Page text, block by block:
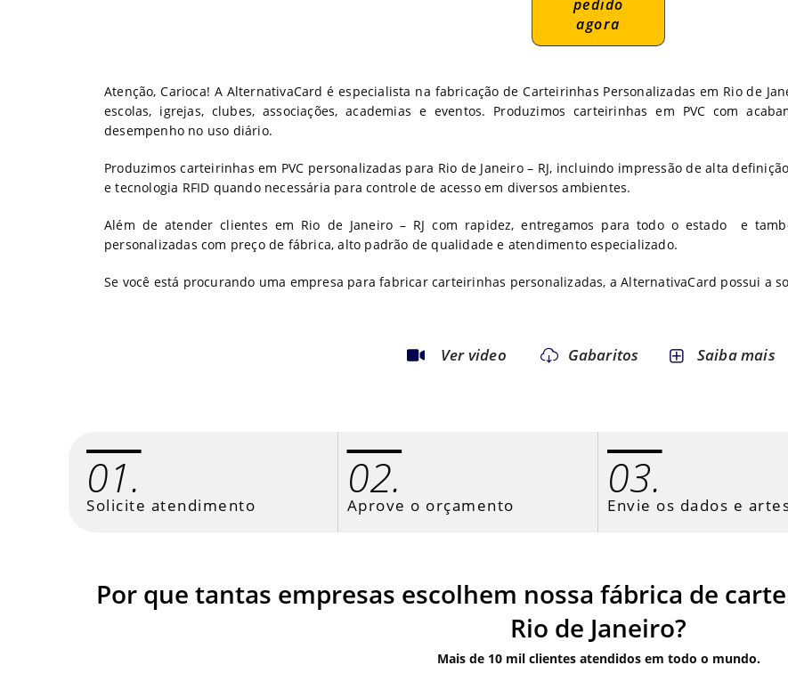
pedido
agora
Atenção, Carioca! A AlternativaCard é especialista na fabricação de Carteirinhas Personalizadas em Rio de
escolas, igrejas, clubes, associações, academias e eventos. Produzimos carteirinhas em PVC com
desempenho no uso diário.
Produzimos carteirinhas em PVC personalizadas para Rio de Janeiro – RJ, incluindo impressão de alta
e tecnologia RFID quando necessária para controle de acesso em diversos ambientes.
Além de atender clientes em Rio de Janeiro – RJ com rapidez, entregamos para todo o estado e
personalizadas com preço de fábrica, alto padrão de qualidade e atendimento especializado.
Se você está procurando uma empresa para fabricar carteirinhas personalizadas, a AlternativaCard possui a
Ver video Gabaritos Saiba mais
01.
Solicite atendimento
02.
Aprove o orçamento
03.
Envie os dados e
Por que tantas empresas escolhem nossa fábrica de
Rio de Janeiro?
Mais de 10 mil clientes atendidos em todo o mundo.